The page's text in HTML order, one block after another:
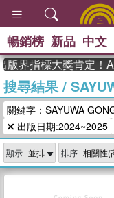
暢銷榜 新品 中文
版界指標大獎肯定！
搜尋結果/
關鍵字：SAYUWA
出版日期:2024~2025
顯示 排序